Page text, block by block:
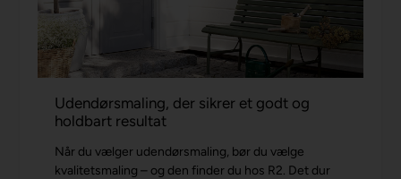
Udendørsmaling, der sikrer et godt og
holdbart resultat
Når du vælger udendørsmaling, bør du vælge
kvalitetsmaling – og den finder du hos R2. Det dur